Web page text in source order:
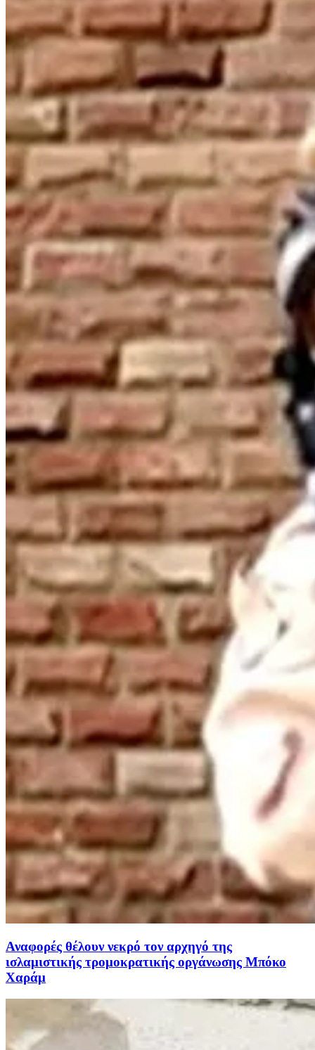
Αναφορές θέλουν νεκρό τον αρχηγό της
ισλαμιστικής τρομοκρατικής οργάνωσης Μπόκο
Χαράμ